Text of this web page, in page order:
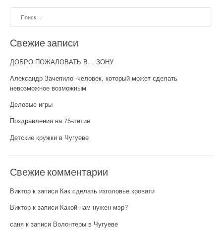
Свежие записи
ДОБРО ПОЖАЛОВАТЬ В… ЗОНУ
Александр Зачепило -человек, который может сделать
невозможное возможным
Деловые игры
Поздравления на 75-летие
Детские кружки в Чугуеве
Свежие комментарии
Виктор к записи Как сделать изголовье кровати
Виктор к записи Какой нам нужен мэр?
саня к записи Волонтеры в Чугуеве